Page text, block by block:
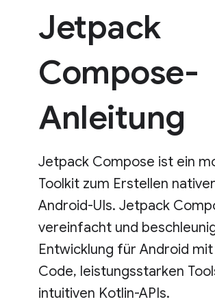
Jetpack
Compose-
Anleitung
Jetpack Compose ist ein
Toolkit zum Erstellen nativer
Android-UIs. Jetpack
vereinfacht und
Entwicklung für Android
Code, leistungsstarken
intuitiven Kotlin-APIs.